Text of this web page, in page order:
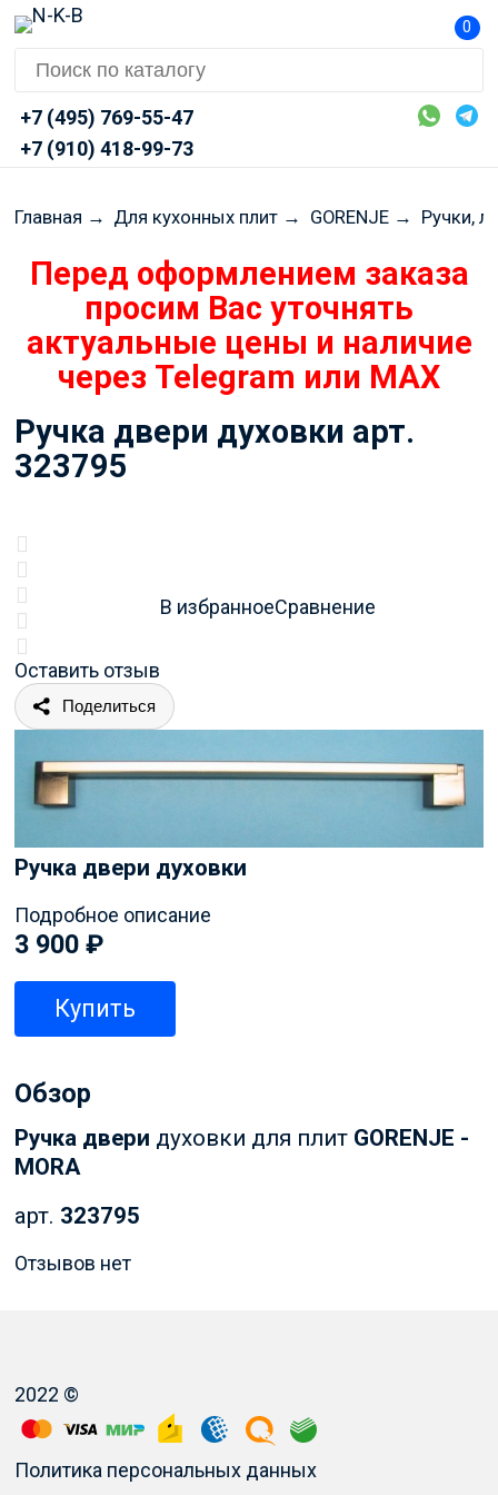
0
+7 (495) 769-55-47
+7 (910) 418-99-73
Главная → Для кухонных плит → GORENJE→ Ручки,
Перед оформлением заказа
просим Вас уточнять
актуальные цены и наличие
через Telegram или MAX
Ручка двери духовки арт.
323795
Оставить отзыв
В избранноеСравнение
Поделиться
Ручка двери духовки
Подробное описание
3 900 ₽
Купить
Обзор
Ручка двери духовки для плит GORENJE -
MORA
арт. 323795
Отзывов нет
2022 ©
Политика персональных данных